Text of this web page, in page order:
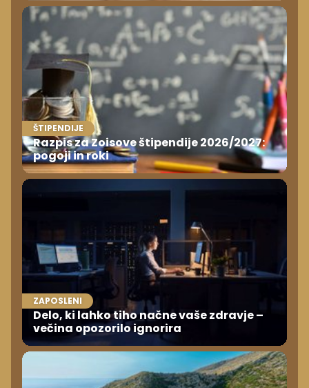
ŠTIPENDIJE
Razpis za Zoisove štipendije 2026/2027:
pogoji in roki
ZAPOSLENI
Delo, ki lahko tiho načne vaše zdravje –
večina opozorilo ignorira